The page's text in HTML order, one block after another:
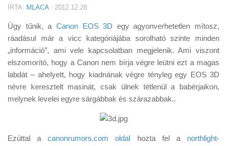
Tudástár
Tanácsok
Érdekességek
Helyszíni Riport
ÍRTA: MLACA· 2012.12.28
Úgy tűnik, a Canon EOS 3D egy agyonverhetetlen mítosz,
ráadásul már a vicc kategóriájába sorolható szinte minden
„információ”, ami vele kapcsolatban megjelenik. Ami viszont
elszomorító, hogy a Canon nem bírja végre leütni ezt a magas
labdát – ahelyett, hogy kiadnának végre tényleg egy EOS 3D
névre keresztelt masinát, csak ülnek tétlenül a babérjaikon,
melynek levelei egyre sárgábbak és szárazabbak..
Ezúttal acanonrumors.com oldal hozta fel a northlight-